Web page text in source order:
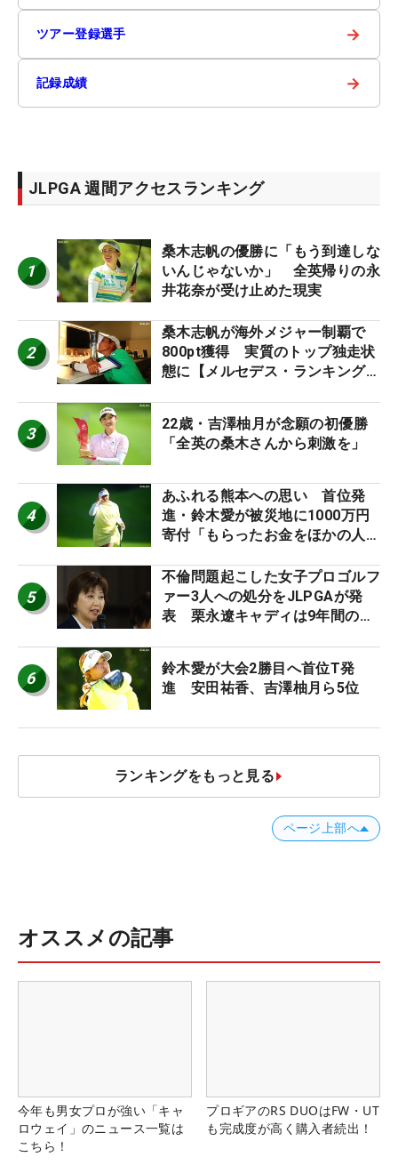
ツアー登録選手 →
記録成績 →
JLPGA 週間アクセスランキング
1
桑木志帆の優勝に「もう到達しな
いんじゃないか」 全英帰りの永
井花奈が受け止めた現実
2
桑木志帆が海外メジャー制覇で
800pt獲得 実質のトップ独走状
態に【メルセデス・ランキング番
3
22歳・吉澤柚月が念願の初優勝
「全英の桑木さんから刺激を」
4
あふれる熊本への思い 首位発
進・鈴木愛が被災地に1000万円
寄付「もらったお金をほかの人
5
不倫問題起こした女子プロゴルフ
ァー3人への処分をJLPGAが発
表 栗永遼キャディは9年間の立
6
鈴木愛が大会2勝目へ首位T発
進 安田祐香、吉澤柚月ら5位
ランキングをもっと見る
ページ上部へ
オススメの記事
今年も男女プロが強い「キャ
ロウェイ」のニュース一覧は
こちら！
プロギアのRS DUOはFW・UT
も完成度が高く購入者続出！